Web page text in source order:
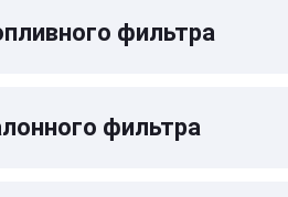
фильтра
фильтра